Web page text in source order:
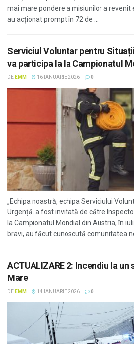
mai mare pondere a misiunilor a revenit
au acționat prompt în 72 de ...
Serviciul Voluntar pentru
va participa la la Campionatul
DE EMM 16 IANUARIE 2026 0
„Echipa noastră, echipa Serviciului
Urgență, a fost invitată de către
la Campionatul Mondial din Austria, în
bravi, au făcut cunoscută comunitatea
ACTUALIZARE 2: Incendiu la un
Mare
DE EMM 14 IANUARIE 2026 0